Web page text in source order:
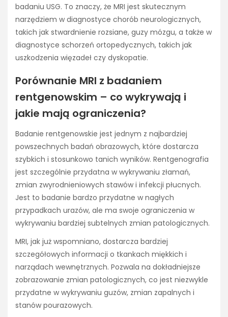
badaniu USG. To znaczy, że MRI jest skutecznym
narzędziem w diagnostyce chorób neurologicznych,
takich jak stwardnienie rozsiane, guzy mózgu, a także w
diagnostyce schorzeń ortopedycznych, takich jak
uszkodzenia więzadeł czy dyskopatie.
Porównanie MRI z badaniem
rentgenowskim – co wykrywają i
jakie mają ograniczenia?
Badanie rentgenowskie jest jednym z najbardziej
powszechnych badań obrazowych, które dostarcza
szybkich i stosunkowo tanich wyników. Rentgenografia
jest szczególnie przydatna w wykrywaniu złamań,
zmian zwyrodnieniowych stawów i infekcji płucnych.
Jest to badanie bardzo przydatne w nagłych
przypadkach urazów, ale ma swoje ograniczenia w
wykrywaniu bardziej subtelnych zmian patologicznych.
MRI, jak już wspomniano, dostarcza bardziej
szczegółowych informacji o tkankach miękkich i
narządach wewnętrznych. Pozwala na dokładniejsze
zobrazowanie zmian patologicznych, co jest niezwykle
przydatne w wykrywaniu guzów, zmian zapalnych i
stanów pourazowych.